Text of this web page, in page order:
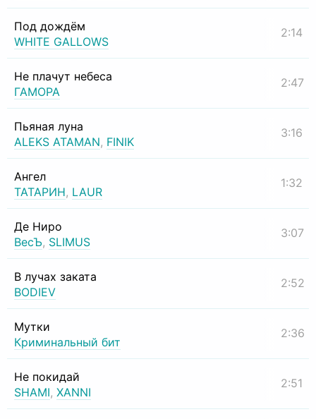
Под дождём
WHITE GALLOWS
2:14
Не плачут небеса
ГАМОРА
2:47
Пьяная луна
ALEKS ATAMAN, FINIK
3:16
Ангел
ТАТАРИН, LAUR
1:32
Де Ниро
ВесЪ, SLIMUS
3:07
В лучах заката
BODIEV
2:52
Мутки
Криминальный бит
2:36
Не покидай
SHAMI, XANNI
2:51